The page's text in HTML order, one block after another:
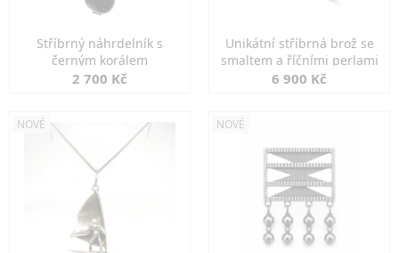
Stříbrný náhrdelník s
černým korálem
2 700 Kč
Unikátní stříbrná brož se
smaltem a říčními perlami
6 900 Kč
NOVÉ NOVÉ